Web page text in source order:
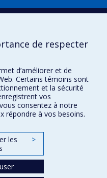
Université de
Montréal
de respecter
d’améliorer et de
Certains témoins sont
et la sécurité
vos
consentez à notre
répondre à vos besoins.
les
>